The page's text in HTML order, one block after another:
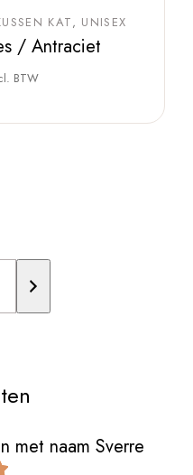
KAT UNISEX
/ Antraciet
BTW
met naam Sverre